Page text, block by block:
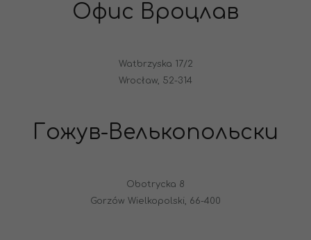
Офис Вроцлав
Watbrzyska 17/2
Wrocław, 52-314
Гожув-Велькопольски
Obotrycka 8
Gorzów Wielkopolski, 66-400